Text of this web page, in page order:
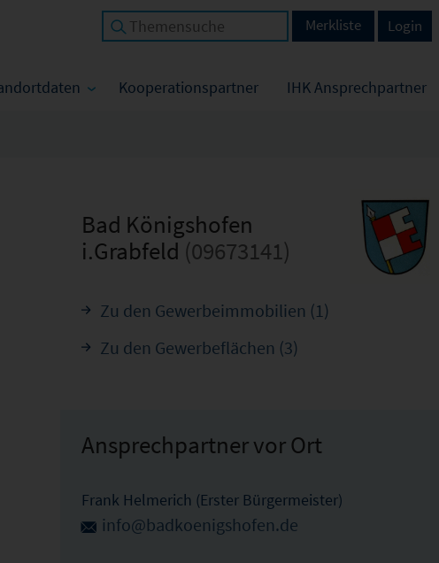
Kooperationspartner IHK Ansprechpartner
Login
Merkliste
Bad Königshofen
i.Grabfeld (09673141)
Zu den Gewerbeimmobilien (1)
Zu den Gewerbeflächen (3)
Ansprechpartner vor Ort
Frank Helmerich (Erster Bürgermeister)
info@badkoenigshofen.de